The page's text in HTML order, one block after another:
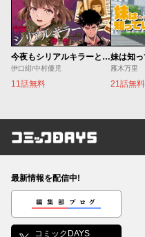
今夜もシリアルキラーと待ち合わせ
伊口紺/中村優児
11話無料
妹は知
雁木万里
21話無料
コミックDAYS
最新情報を配信中!
編集部ブログ
コミックDAYS